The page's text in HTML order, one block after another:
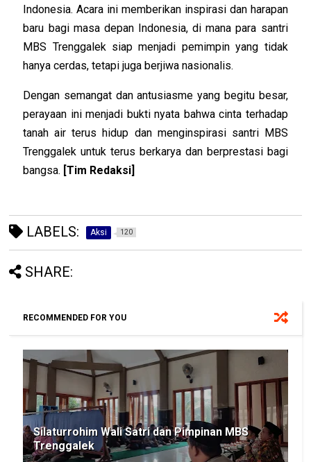
Indonesia. Acara ini memberikan inspirasi dan harapan
baru bagi masa depan Indonesia, di mana para santri
MBS Trenggalek siap menjadi pemimpin yang tidak
hanya cerdas, tetapi juga berjiwa nasionalis.
Dengan semangat dan antusiasme yang begitu besar,
perayaan ini menjadi bukti nyata bahwa cinta terhadap
tanah air terus hidup dan menginspirasi santri MBS
Trenggalek untuk terus berkarya dan berprestasi bagi
bangsa. [Tim Redaksi]
LABELS: Aksi 120
SHARE:
RECOMMENDED FOR YOU
Silaturrohim Wali Satri dan Pimpinan MBS
Trenggalek